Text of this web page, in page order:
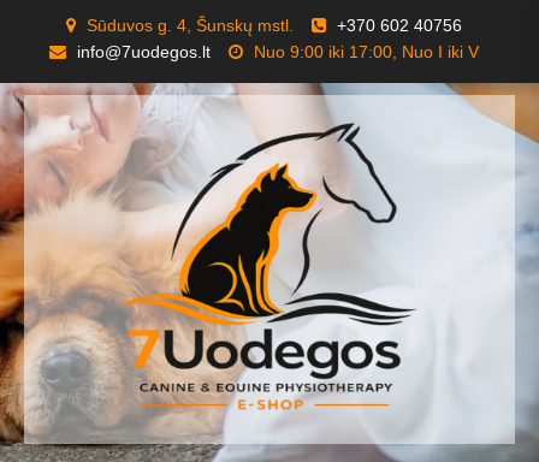
content
Sūduvos g. 4, Šunskų mstl.
+370 602 40756
info@7uodegos.lt
Nuo 9:00 iki 17:00, Nuo I iki V